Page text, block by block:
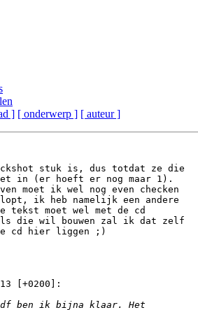
] [ onderwerp ] [ auteur ]
stuk is, dus totdat ze die
in (er hoeft er nog maar 1).
moet ik wel nog even checken
ik heb namelijk een andere
tekst moet wel met de cd
die wil bouwen zal ik dat zelf
cd hier liggen ;)
[+0200]: